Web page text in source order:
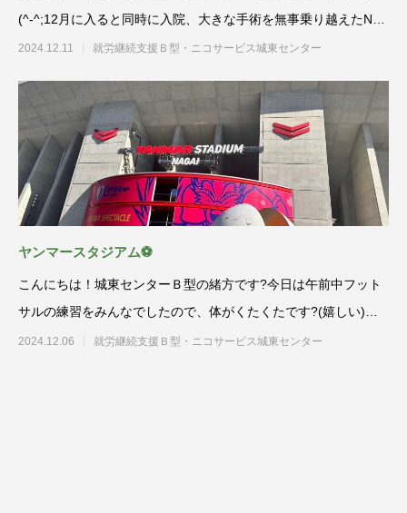
(^-^;12月に入ると同時に入院、大きな手術を無事乗り越えたNさ
ん。昨日、
2024.12.11 就労継続支援Ｂ型・ニコサービス城東センター
ヤンマースタジアム⚽
こんにちは！城東センターＢ型の緒方です?今日は午前中フット
サルの練習をみんなでしたので、体がくたくたです?(嬉しい)最
近
2024.12.06 就労継続支援Ｂ型・ニコサービス城東センター